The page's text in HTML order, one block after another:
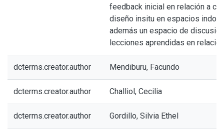
feedback inicial en relación a
diseño insitu en espacios
además un espacio de
lecciones aprendidas en
dcterms.creator.author Mendiburu, Facundo
dcterms.creator.author Challiol, Cecilia
dcterms.creator.author Gordillo, Silvia Ethel